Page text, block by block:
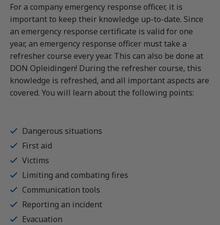
Vrachtauto met aanhanger CE
Rijbewijs D (Bus)
Bus met aanhanger rijbewijs (DE)
Lange Zware Voertuigen (LZV)
Trekker (T)
Taxi (Opleiding taxichauffeur)
Machinist autolaadkraan met hijsfunctie
Reachtruck
Veiligheidstrainingen op maat
Praktijkopleider
Praktijktrainer (PTN)
Taaltraining Engels
For a company emergency response officer, it is
important to keep their knowledge up-to-date. Since
an emergency response certificate is valid for one
year, an emergency response officer must take a
refresher course every year. This can also be done at
DON Opleidingen! During the refresher course, this
knowledge is refreshed, and all important aspects are
covered. You will learn about the following points:
Dangerous situations
First aid
Victims
Limiting and combating fires
Communication tools
Reporting an incident
Evacuation